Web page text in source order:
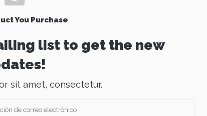
You Purchase
list to get the new
sit amet, consectetur.